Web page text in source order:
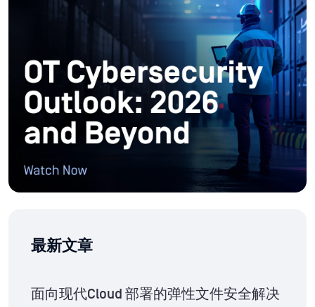
最新文章
面向现代Cloud 部署的弹性文件安全解决